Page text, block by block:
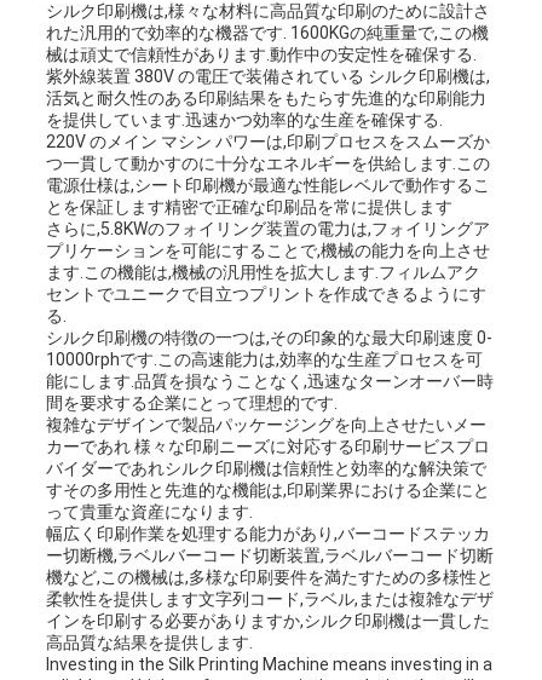
シルク印刷機は,様々な材料に高品質な印刷のために設計さ
れた汎用的で効率的な機器です. 1600KGの純重量で,この機
械は頑丈で信頼性があります.動作中の安定性を確保する.
紫外線装置 380V の電圧で装備されている シルク印刷機は,
活気と耐久性のある印刷結果をもたらす先進的な印刷能力
を提供しています.迅速かつ効率的な生産を確保する.
220V のメイン マシン パワーは,印刷プロセスをスムーズか
つ一貫して動かすのに十分なエネルギーを供給します.この
電源仕様は,シート印刷機が最適な性能レベルで動作するこ
とを保証します精密で正確な印刷品を常に提供します
さらに,5.8KWのフォイリング装置の電力は,フォイリングア
プリケーションを可能にすることで,機械の能力を向上させ
ます.この機能は,機械の汎用性を拡大します.フィルムアク
セントでユニークで目立つプリントを作成できるようにす
る.
シルク印刷機の特徴の一つは,その印象的な最大印刷速度 0-
10000rphです.この高速能力は,効率的な生産プロセスを可
能にします.品質を損なうことなく,迅速なターンオーバー時
間を要求する企業にとって理想的です.
複雑なデザインで製品パッケージングを向上させたいメー
カーであれ 様々な印刷ニーズに対応する印刷サービスプロ
バイダーであれシルク印刷機は信頼性と効率的な解決策で
すその多用性と先進的な機能は,印刷業界における企業にと
って貴重な資産になります.
幅広く印刷作業を処理する能力があり,バーコードステッカ
ー切断機,ラベルバーコード切断装置,ラベルバーコード切断
機など,この機械は,多様な印刷要件を満たすための多様性と
柔軟性を提供します文字列コード,ラベル,または複雑なデザ
インを印刷する必要がありますか,シルク印刷機は一貫した
高品質な結果を提供します.
Investing in the Silk Printing Machine means investing in a